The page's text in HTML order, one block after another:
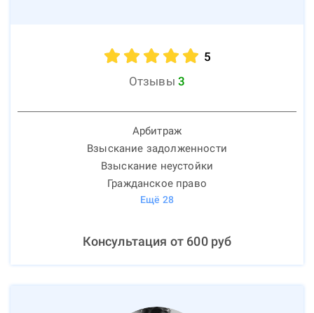
5
Отзывы 3
Арбитраж
Взыскание задолженности
Взыскание неустойки
Гражданское право
Ещё 28
Консультация от 600руб